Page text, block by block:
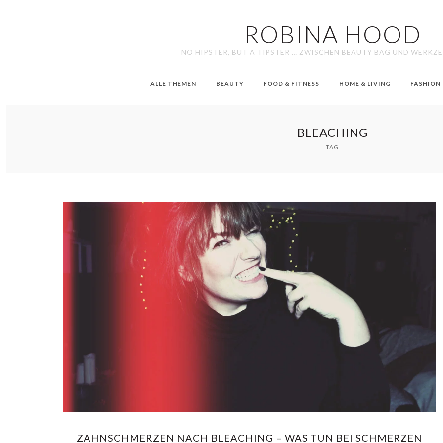
ROBINA HOOD
NO HIPSTER, BUT A TIPSTER … ZWISCHEN BEAUTY BAG UND
ALLE THEMEN BEAUTY FOOD & FITNESS HOME & LIVING FASHION
BLEACHING
TAG
ZAHNSCHMERZEN NACH BLEACHING – WAS TUN BEI SCHMERZEN